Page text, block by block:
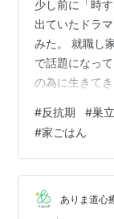
少し前に「時
出ていたドラ
みた。 就職し
で話題になっ
の為に生きて
て。」 という
「今まであん
たのに、 急に
ら、自由に生
うようなセリ
#反抗期 #巣
#家ごはん
ありま道心